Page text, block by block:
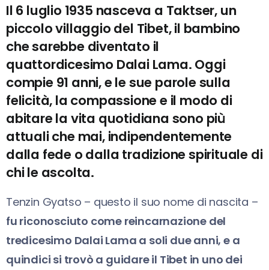
Il 6 luglio 1935 nasceva a Taktser, un
piccolo villaggio del Tibet, il bambino
che sarebbe diventato il
quattordicesimo Dalai Lama. Oggi
compie 91 anni, e le sue parole sulla
felicità, la compassione e il modo di
abitare la vita quotidiana sono più
attuali che mai, indipendentemente
dalla fede o dalla tradizione spirituale di
chi le ascolta.
Tenzin Gyatso – questo il suo nome di nascita –
fu riconosciuto come reincarnazione del
tredicesimo Dalai Lama a soli due anni, e a
quindici si trovò a guidare il Tibet in uno dei